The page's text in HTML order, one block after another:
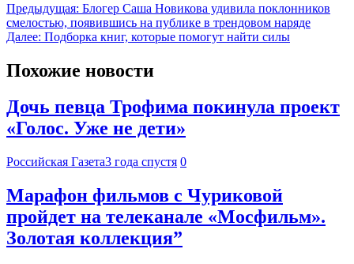
Предыдущая: Блогер Саша Новикова удивила поклонников
смелостью, появившись на публике в трендовом наряде
Далее: Подборка книг, которые помогут найти силы
Похожие новости
Дочь певца Трофима покинула проект
«Голос. Уже не дети»
Российская Газета3 года спустя 0
Марафон фильмов с Чуриковой
пройдет на телеканале «Мосфильм».
Золотая коллекция”